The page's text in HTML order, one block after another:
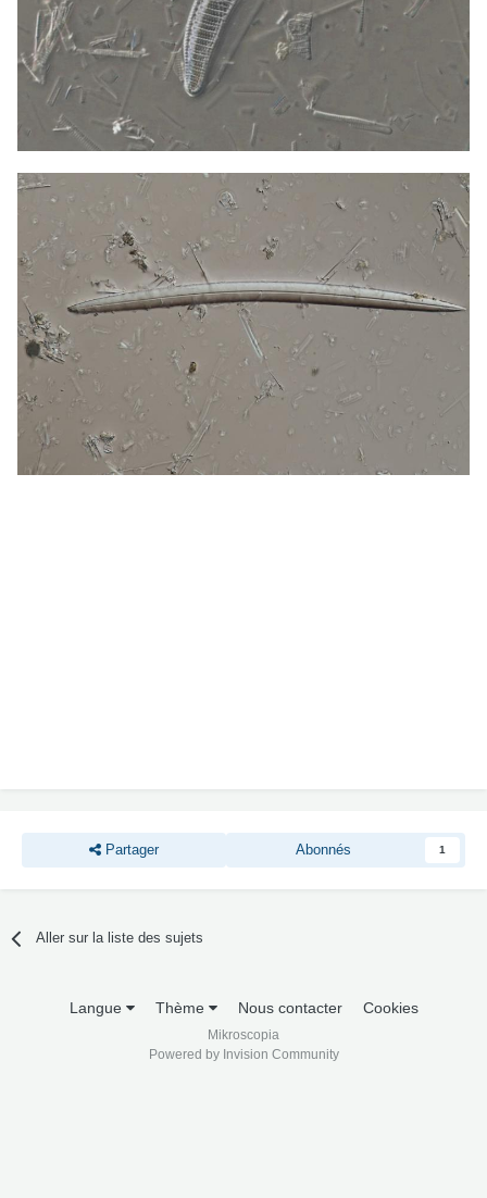
Partager Abonnés 1
Aller sur la liste des sujets
Langue Thème Nous contacter Cookies
Mikroscopia
Powered by Invision Community